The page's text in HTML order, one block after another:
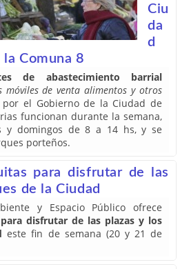
Ciu
da
d
Comuna 8
de abastecimiento barrial
móviles de venta alimentos y otros
por el Gobierno de la Ciudad de
funcionan durante la semana,
y domingos de 8 a 14 hs, y se
porteños.
para disfrutar de las
de la Ciudad
y Espacio Público ofrece
disfrutar de las plazas y los
este fin de semana (20 y 21 de